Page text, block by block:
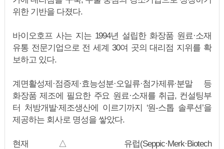
위한 기반을 다졌다.
바이오호프 사는 지는 1994년 설립한 화장품 원료·소재
유통 전문기업으로 전 세계 30여 곳의 대리점 지위를 확
보하고 있다.
계면활성제·점증제·효능성분·오일류·첨가제류·분말 등
화장품 제조에 필요한 주요 원료·소재를 취급, 컨설팅부
터 처방개발·제조생산에 이르기까지 ‘원-스톱 솔루션’을
제공하는 회사로 명성을 쌓았다.
현재 △ 유럽(Seppic·Merk·Biotech